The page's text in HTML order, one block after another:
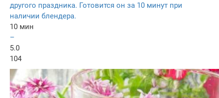
другого праздника. Готовится он за 10 минут при
наличии блендера.
10 мин
–
5.0
104